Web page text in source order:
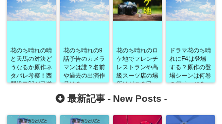
花のち晴れの晴
と天馬の対決ど
うなるか原作ネ
タバレ考察！西
門総二郎が弓道
花のち晴れの9
話予告のカメラ
マンは誰？名前
や過去の出演作
品は？
花のち晴れのロ
ケ地でフレンチ
レストランや高
級スーツ店の場
所はどこ？[7
ドラマ花のち晴
れにF4は登場
する？原作の登
場シーンは何巻
の何ページ？
最新記事 - New Posts -